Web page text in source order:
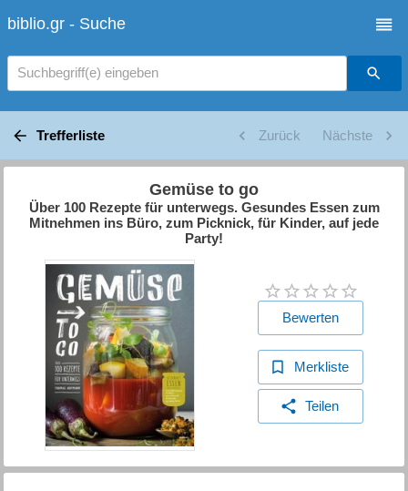
biblio.gr - Suche
Suchbegriff(e) eingeben
Trefferliste Zurück Nächste
Gemüse to go
Über 100 Rezepte für unterwegs. Gesundes Essen zum
Mitnehmen ins Büro, zum Picknick, für Kinder, auf jede
Party!
Bewerten
Merkliste
Teilen